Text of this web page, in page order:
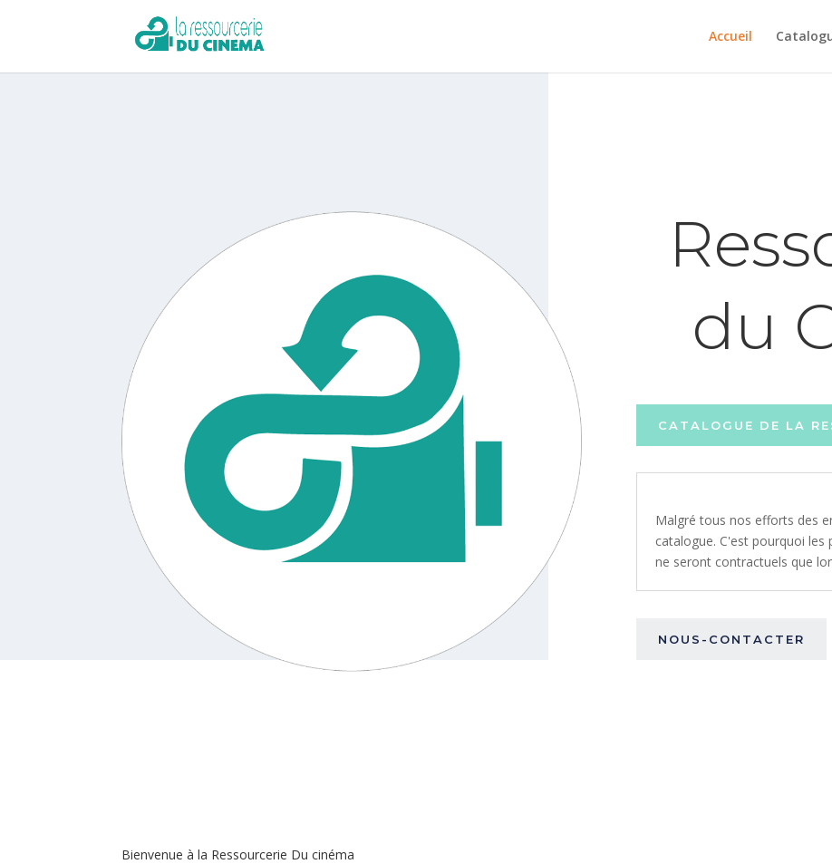
Accueil
du
CATALOGUE DE LA
Malgré tous nos efforts des
catalogue. C'est pourquoi
ne seront contractuels que
NOUS-CONTACTER
Bienvenue à la Ressourcerie Du cinéma